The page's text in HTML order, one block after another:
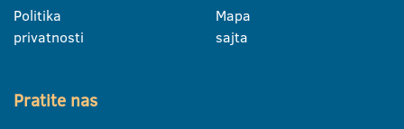
Politika
privatnosti
Mapa
sajta
Pratite nas